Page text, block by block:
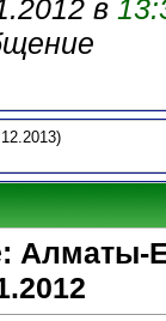
в
Алматы-